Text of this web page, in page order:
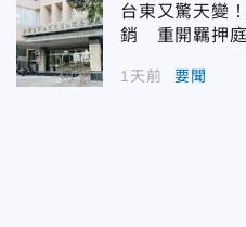
台東又驚天變
銷 重開羈押庭
1天前 要聞